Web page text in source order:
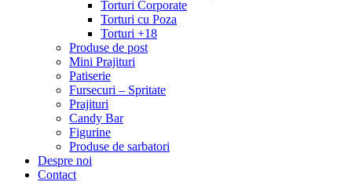
Torturi Corporate
Torturi cu Poza
Torturi +18
Produse de post
Mini Prajituri
Patiserie
Fursecuri – Spritate
Prajituri
Candy Bar
Figurine
Produse de sarbatori
Despre noi
Contact